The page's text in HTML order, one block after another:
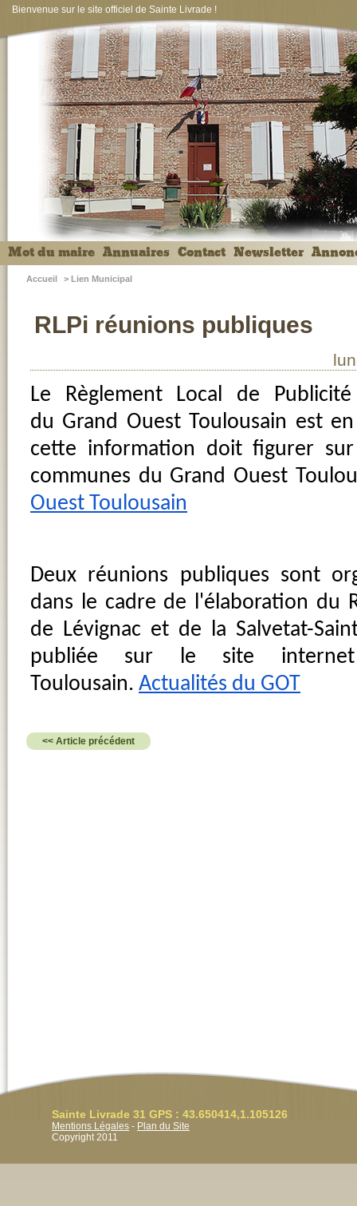
Bienvenue sur le site officiel de Sainte Livrade !
Mot du maire Annuaires Contact Newsletter
Accueil > Lien Municipal
RLPi réunions publiques
Le
Règlement Local de
du Grand Ouest Toulousain est
cette information doit figurer
communes du Grand Ouest
Ouest Toulousain
Deux réunions publiques sont
dans le cadre de l'élaboration du
de Lévignac et de la Salvetat-
publiée sur le site
Toulousain. Actualités du GOT
<< Article précédent
Sainte Livrade 31 GPS : 43.650414,1.105126
Mentions Légales - Plan du Site
Copyright 2011